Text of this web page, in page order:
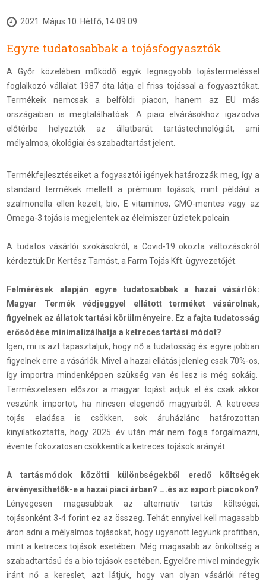
2021. Május 10. Hétfő, 14:09:09
Egyre tudatosabbak a tojásfogyasztók
A Győr közelében működő egyik legnagyobb tojástermeléssel
foglalkozó vállalat 1987 óta látja el friss tojással a fogyasztókat.
Termékeik nemcsak a belföldi piacon, hanem az EU más
országaiban is megtalálhatóak. A piaci elvárásokhoz igazodva
előtérbe helyezték az állatbarát tartástechnológiát, ami
mélyalmos, ökológiai és szabadtartást jelent.
Termékfejlesztéseiket a fogyasztói igények határozzák meg, így a
standard termékek mellett a prémium tojások, mint például a
szalmonella ellen kezelt, bio, E vitaminos, GMO-mentes vagy az
Omega-3 tojás is megjelentek az élelmiszer üzletek polcain.
A tudatos vásárlói szokásokról, a Covid-19 okozta változásokról
kérdeztük Dr. Kertész Tamást, a Farm Tojás Kft. ügyvezetőjét.
Felmérések alapján egyre tudatosabbak a hazai vásárlók:
Magyar Termék védjeggyel ellátott terméket vásárolnak,
figyelnek az állatok tartási körülményeire. Ez a fajta tudatosság
erősödése minimalizálhatja a ketreces tartási módot?
Igen, mi is azt tapasztaljuk, hogy nő a tudatosság és egyre jobban
figyelnek erre a vásárlók. Mivel a hazai ellátás jelenleg csak 70%-os,
így importra mindenképpen szükség van és lesz is még sokáig.
Természetesen először a magyar tojást adjuk el és csak akkor
veszünk importot, ha nincsen elegendő magyarból. A ketreces
tojás eladása is csökken, sok áruházlánc határozottan
kinyilatkoztatta, hogy 2025. év után már nem fogja forgalmazni,
évente fokozatosan csökkentik a ketreces tojások arányát.
A tartásmódok közötti különbségekből eredő költségek
érvényesíthetők-e a hazai piaci árban? ….és az export piacokon?
Lényegesen magasabbak az alternatív tartás költségei,
tojásonként 3-4 forint ez az összeg. Tehát ennyivel kell magasabb
áron adni a mélyalmos tojásokat, hogy ugyanott legyünk profitban,
mint a ketreces tojások esetében. Még magasabb az önköltség a
szabadtartású és a bio tojások esetében. Egyelőre mivel mindegyik
iránt nő a kereslet, azt látjuk, hogy van olyan vásárlói réteg